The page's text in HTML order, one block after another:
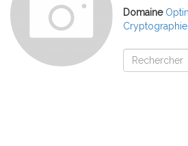
Domaine
Rechercher
Rechercher